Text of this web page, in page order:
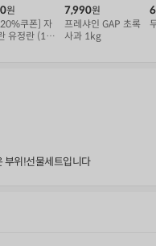
원
쿠폰] 자
유정란 (10
7,990원
프레샤인 GAP 초록
사과 1kg
부위!선물세트입니다